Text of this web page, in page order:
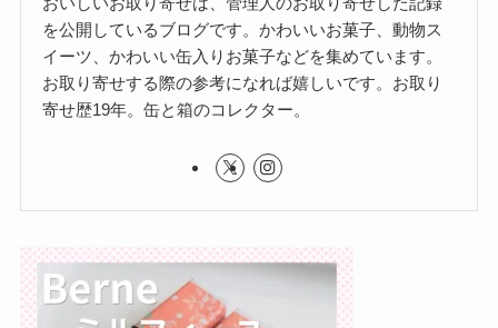
を公開しているブログです。かわいいお菓子、動物ス
イーツ、かわいい缶入りお菓子などを集めています。
お取り寄せする際の参考になれば嬉しいです。お取り
寄せ歴19年。缶と箱のコレクター。